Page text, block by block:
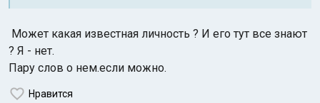
Может какая известная личность ? И его тут все знают
? Я - нет.
Пару слов о нем.если можно.
Нравится